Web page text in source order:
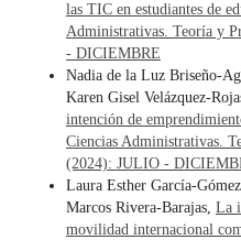
las TIC en estudiantes de
Administrativas. Teoría y
- DICIEMBRE
Nadia de la Luz Briseño-
Karen Gisel Velázquez-
intención de
Ciencias Administrativas.
(2024): JULIO -
Laura Esther García-
Marcos Rivera-Barajas, La
movilidad internacional